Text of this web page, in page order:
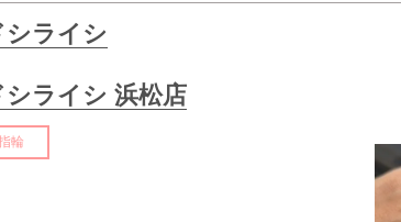
ライシ
ライシ 浜松店
輪